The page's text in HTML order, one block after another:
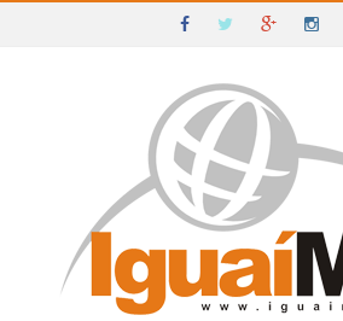
IGUAÍ E SUDOESTE DA BAHIA